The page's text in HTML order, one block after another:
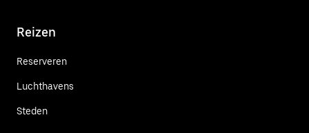
Reizen
Reserveren
Luchthavens
Steden